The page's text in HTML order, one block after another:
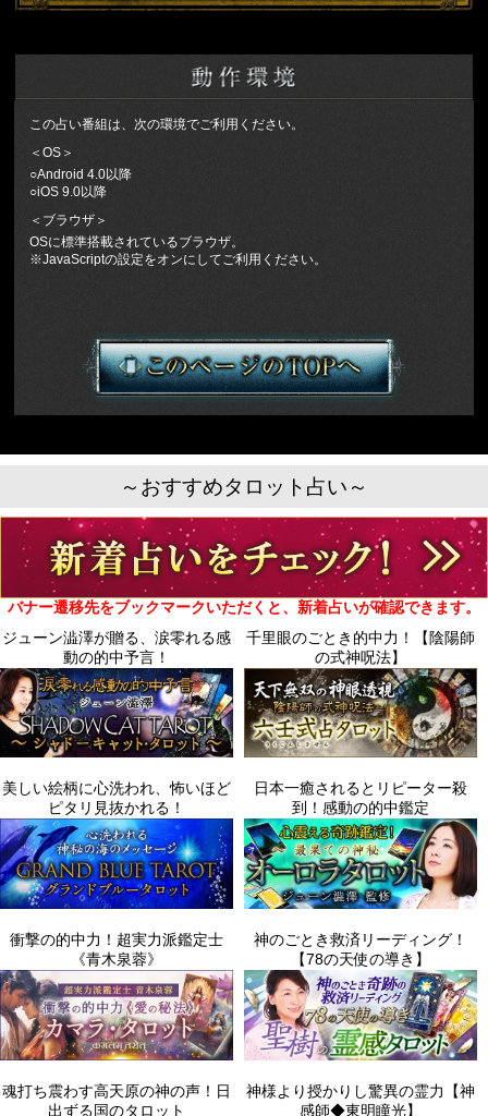
この占い番組は、次の環境でご利用ください。
＜OS＞
○Android 4.0以降
○iOS 9.0以降
＜ブラウザ＞
OSに標準搭載されているブラウザ。
※JavaScriptの設定をオンにしてご利用ください。